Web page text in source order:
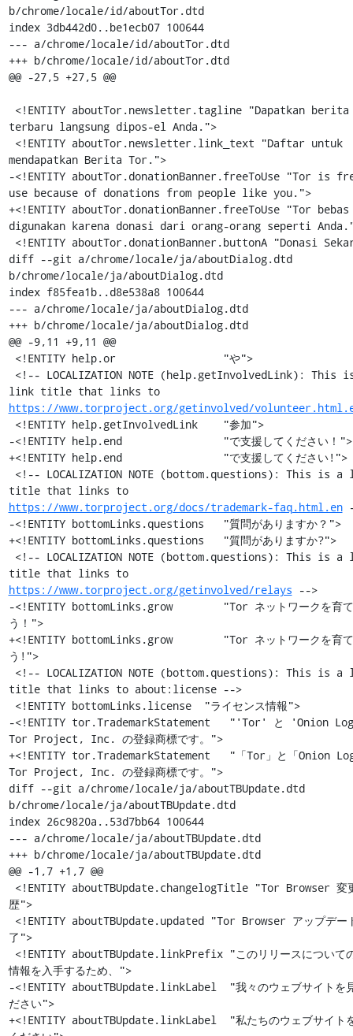
https://www.torproject.org/getinvolved/
-<!ENTITY help.end                "で支援してください！">
+<!ENTITY help.end                "で支援してください!">
title that links to
https://www.torproject.org/docs/trademark-faq.html.en
-<!ENTITY bottomLinks.questions   "質問がありますか？">
+<!ENTITY bottomLinks.questions   "質問がありますか?">
title that links to
https://www.torproject.org/getinvolved/relays -->
-<!ENTITY bottomLinks.grow        "Tor ネットワークを育て
う！">
+<!ENTITY bottomLinks.grow        "Tor ネットワークを育て
う!">
title that links to about:license -->
-<!ENTITY tor.TrademarkStatement   "'Tor' と 'Onion
Tor Project, Inc. の登録商標です。">
+<!ENTITY tor.TrademarkStatement   "「Tor」と「Onion
Tor Project, Inc. の登録商標です。">
diff --git a/chrome/locale/ja/aboutTBUpdate.dtd
b/chrome/locale/ja/aboutTBUpdate.dtd
index 26c9820a..53d7bb64 100644
--- a/chrome/locale/ja/aboutTBUpdate.dtd
+++ b/chrome/locale/ja/aboutTBUpdate.dtd
@@ -1,7 +1,7 @@
歴">
了">
情報を入手するため、">
-<!ENTITY aboutTBUpdate.linkLabel  "我々のウェブサイトを
ださい">
+<!ENTITY aboutTBUpdate.linkLabel  "私たちのウェブサイト